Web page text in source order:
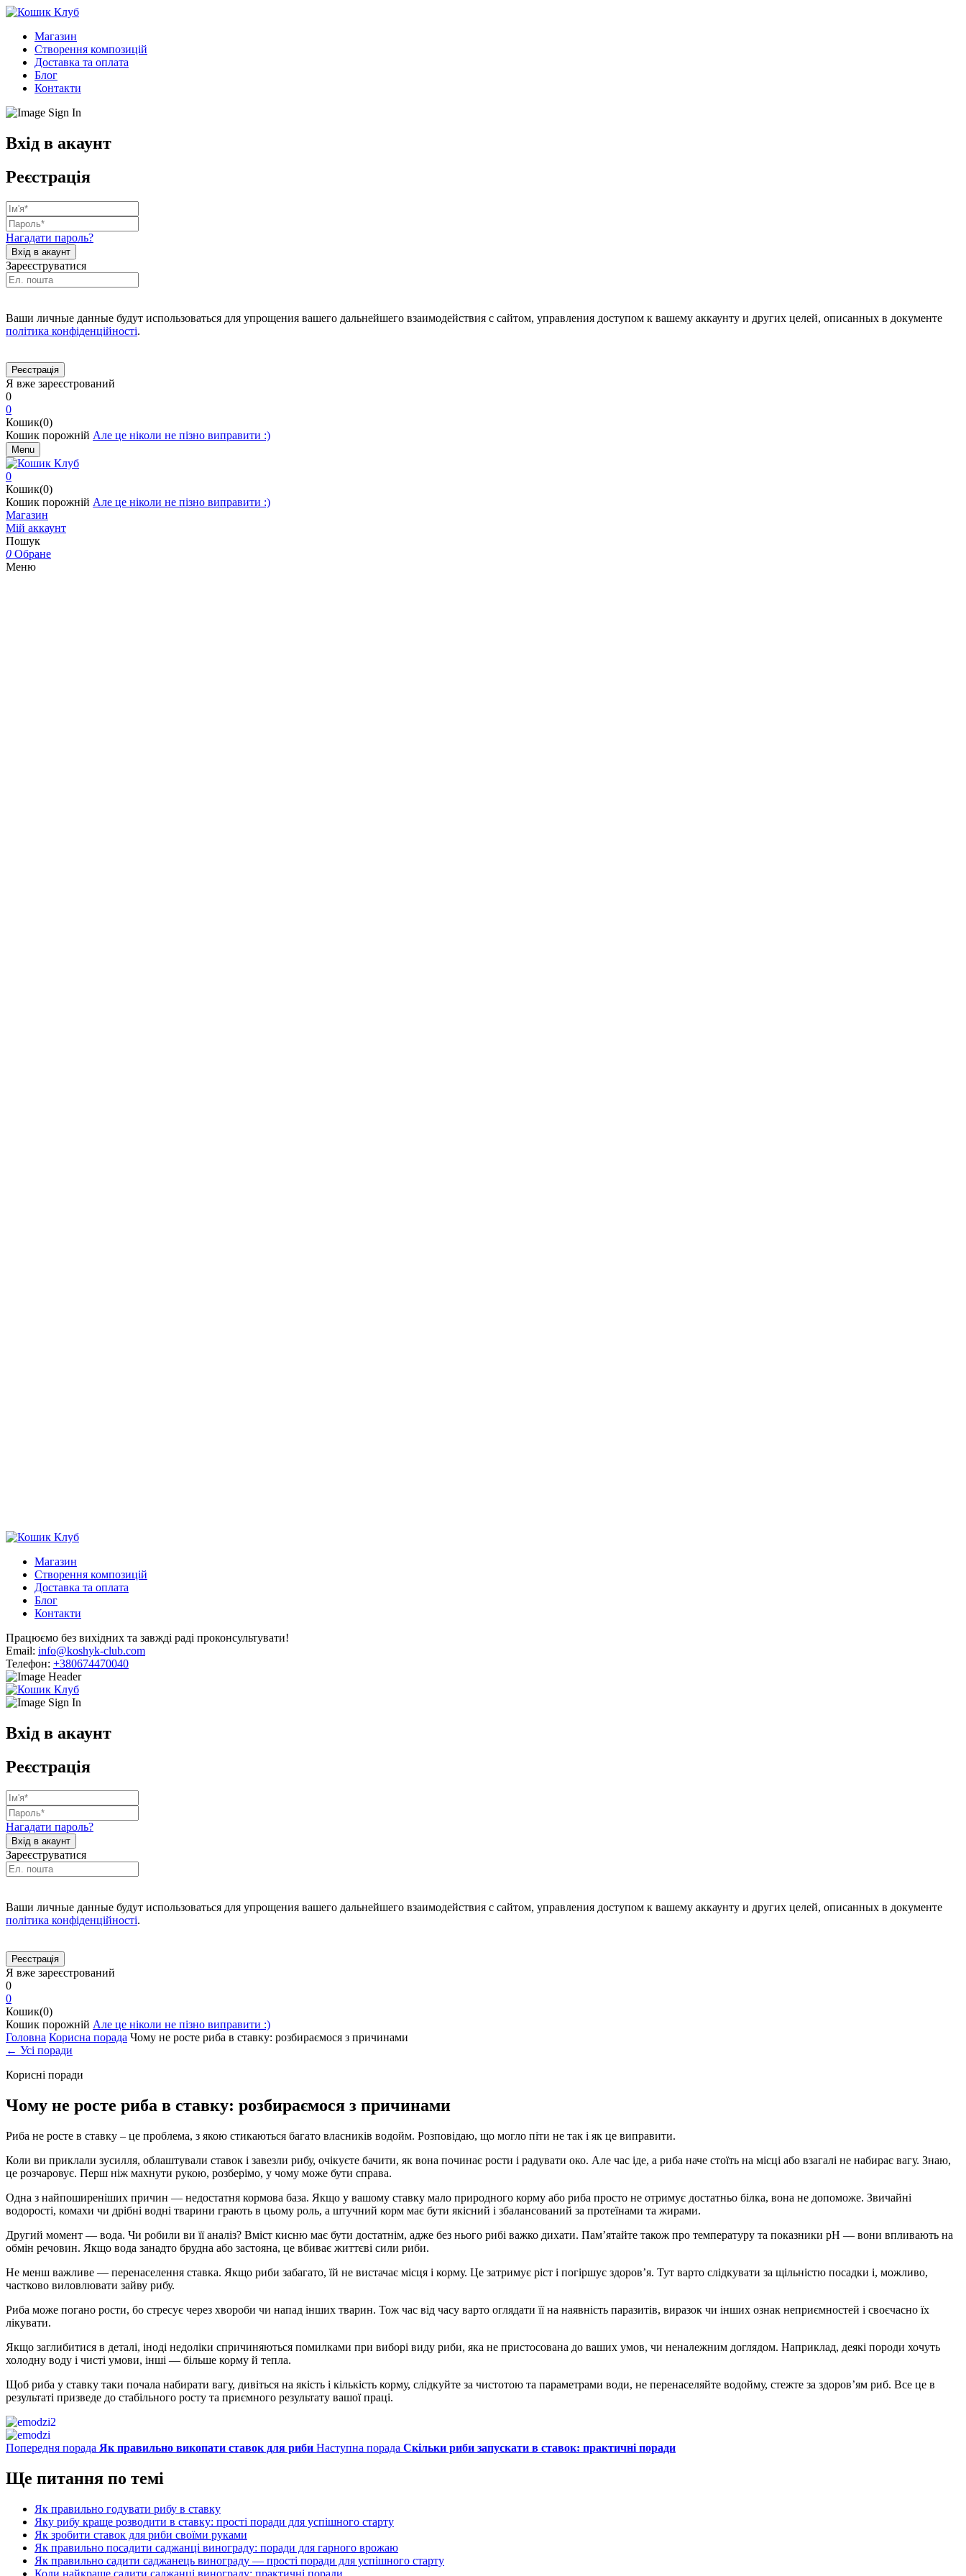
Магазин
Створення композицій
Доставка та оплата
Блог
Контакти
Вхід в акаунт
Реєстрація
Нагадати пароль?
Зареєструватися
Ваши личные данные будут использоваться для упрощения вашего дальнейшего взаимодействия с сайтом, управления доступом к вашему аккаунту и других целей, описанных в документе
політика конфіденційності.
Я вже зареєстрований
0
0
Кошик(0)
Кошик порожній Але це ніколи не пізно виправити :)
Menu
0
Кошик(0)
Кошик порожній Але це ніколи не пізно виправити :)
Магазин
Мій аккаунт
Пошук
0 Обране
Меню
Магазин
Створення композицій
Доставка та оплата
Блог
Контакти
Працюємо без вихідних та завжді раді проконсультувати!
Email: info@koshyk-club.com
Телефон: +380674470040
Вхід в акаунт
Реєстрація
Нагадати пароль?
Зареєструватися
Ваши личные данные будут использоваться для упрощения вашего дальнейшего взаимодействия с сайтом, управления доступом к вашему аккаунту и других целей, описанных в документе
політика конфіденційності.
Я вже зареєстрований
0
0
Кошик(0)
Кошик порожній Але це ніколи не пізно виправити :)
Головна Корисна порада Чому не росте риба в ставку: розбираємося з причинами
← Усі поради
Корисні поради
Чому не росте риба в ставку: розбираємося з причинами
Риба не росте в ставку – це проблема, з якою стикаються багато власників водойм. Розповідаю, що могло піти не так і як це виправити.
Коли ви приклали зусилля, облаштували ставок і завезли рибу, очікуєте бачити, як вона починає рости і радувати око. Але час іде, а риба наче стоїть на місці або взагалі не набирає вагу. Знаю,
це розчаровує. Перш ніж махнути рукою, розберімо, у чому може бути справа.
Одна з найпоширеніших причин — недостатня кормова база. Якщо у вашому ставку мало природного корму або риба просто не отримує достатньо білка, вона не допоможе. Звичайні
водорості, комахи чи дрібні водні тварини грають в цьому роль, а штучний корм має бути якісний і збалансований за протеїнами та жирами.
Другий момент — вода. Чи робили ви її аналіз? Вміст кисню має бути достатнім, адже без нього рибі важко дихати. Пам’ятайте також про температуру та показники pH — вони впливають на
обмін речовин. Якщо вода занадто брудна або застояна, це вбиває життєві сили риби.
Не менш важливе — перенаселення ставка. Якщо риби забагато, їй не вистачає місця і корму. Це затримує ріст і погіршує здоров’я. Тут варто слідкувати за щільністю посадки і, можливо,
частково виловлювати зайву рибу.
Риба може погано рости, бо стресує через хвороби чи напад інших тварин. Тож час від часу варто оглядати її на наявність паразитів, виразок чи інших ознак неприємностей і своєчасно їх
лікувати.
Якщо заглибитися в деталі, іноді недоліки спричиняються помилками при виборі виду риби, яка не пристосована до ваших умов, чи неналежним доглядом. Наприклад, деякі породи хочуть
холодну воду і чисті умови, інші — більше корму й тепла.
Щоб риба у ставку таки почала набирати вагу, дивіться на якість і кількість корму, слідкуйте за чистотою та параметрами води, не перенаселяйте водойму, стежте за здоров’ям риб. Все це в
результаті призведе до стабільного росту та приємного результату вашої праці.
Попередня порада Як правильно викопати ставок для риби Наступна порада Скільки риби запускати в ставок: практичні поради
Ще питання по темі
Як правильно годувати рибу в ставку
Яку рибу краще розводити в ставку: прості поради для успішного старту
Як зробити ставок для риби своїми руками
Як правильно посадити саджанці винограду: поради для гарного врожаю
Як правильно садити саджанець винограду — прості поради для успішного старту
Коли найкраще садити саджанці винограду: практичні поради